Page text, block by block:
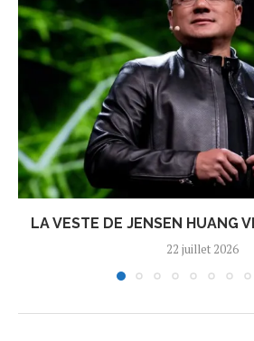
LA VESTE DE JENSEN HUANG
22 juillet 2026